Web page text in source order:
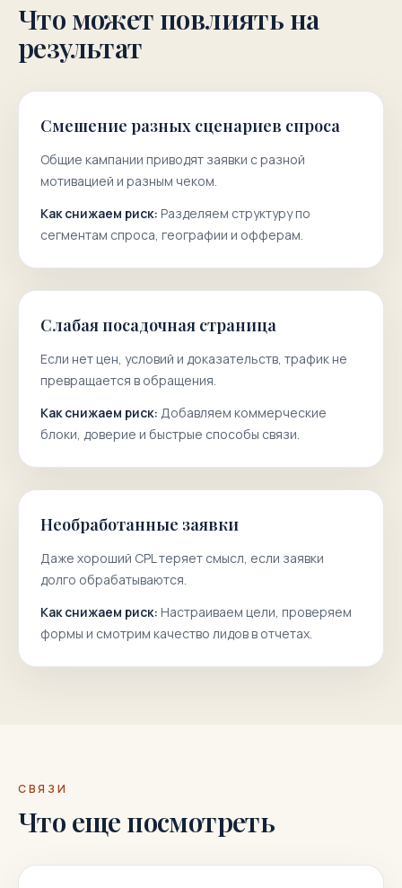
Что может повлиять на
результат
Смешение разных сценариев спроса
Общие кампании приводят заявки с разной
мотивацией и разным чеком.
Как снижаем риск: Разделяем структуру по
сегментам спроса, географии и офферам.
Слабая посадочная страница
Если нет цен, условий и доказательств, трафик не
превращается в обращения.
Как снижаем риск: Добавляем коммерческие
блоки, доверие и быстрые способы связи.
Необработанные заявки
Даже хороший CPL теряет смысл, если заявки
долго обрабатываются.
Как снижаем риск: Настраиваем цели, проверяем
формы и смотрим качество лидов в отчетах.
СВЯЗИ
Что еще посмотреть